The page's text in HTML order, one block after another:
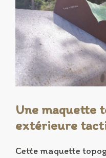
Une maquette
extérieure
Cette maquette